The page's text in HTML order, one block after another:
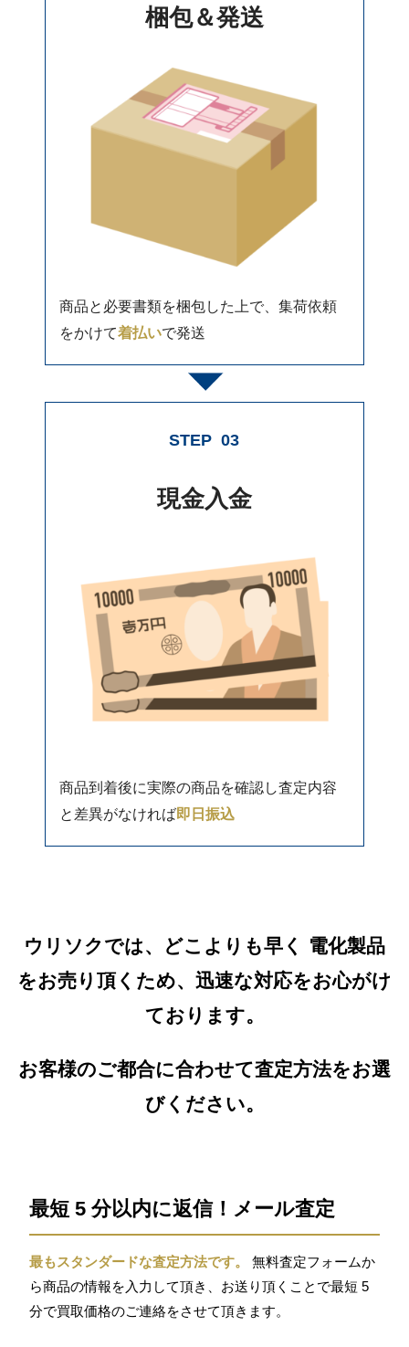
梱包＆発送
商品と必要書類を梱包した上で、集荷依頼
をかけて着払いで発送
STEP 03
現金入金
商品到着後に実際の商品を確認し査定内容
と差異がなければ即日振込
ウリソクでは、どこよりも早く 電化製品
をお売り頂くため、迅速な対応をお心がけ
ております。
お客様のご都合に合わせて査定方法をお選
びください。
最短 5 分以内に返信！メール査定
最もスタンダードな査定方法です。
無料査定フォームか
ら商品の情報を入力して頂き、お送り頂くことで最短 5
分で買取価格のご連絡をさせて頂きます。